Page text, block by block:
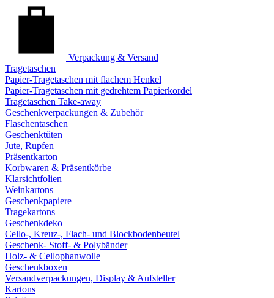
Verpackung & Versand
Tragetaschen
Papier-Tragetaschen mit flachem Henkel
Papier-Tragetaschen mit gedrehtem Papierkordel
Tragetaschen Take-away
Geschenkverpackungen & Zubehör
Flaschentaschen
Geschenktüten
Jute, Rupfen
Präsentkarton
Korbwaren & Präsentkörbe
Klarsichtfolien
Weinkartons
Geschenkpapiere
Tragekartons
Geschenkdeko
Cello-, Kreuz-, Flach- und Blockbodenbeutel
Geschenk- Stoff- & Polybänder
Holz- & Cellophanwolle
Geschenkboxen
Versandverpackungen, Display & Aufsteller
Kartons